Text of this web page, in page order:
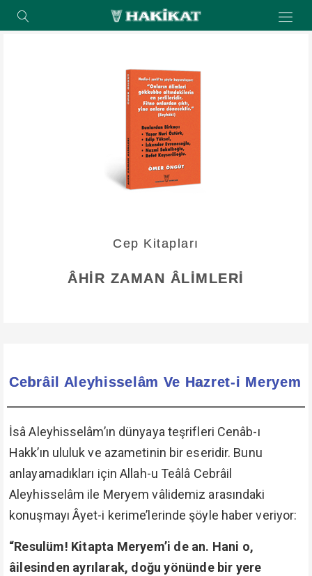
Cep Kitapları
ÂHİR ZAMAN ÂLİMLERİ
Cebrâil Aleyhisselâm Ve Hazret-i Meryem
İsâ Aleyhisselâm’ın dünyaya teşrifleri Cenâb-ı
Hakk’ın ululuk ve azametinin bir eseridir. Bunu
anlayamadıkları için Allah-u Teâlâ Cebrâil
Aleyhisselâm ile Meryem vâlidemiz arasındaki
konuşmayı Âyet-i kerime’lerinde şöyle haber veriyor:
“Resulüm! Kitapta Meryem’i de an. Hani o,
âilesinden ayrılarak, doğu yönünde bir yere